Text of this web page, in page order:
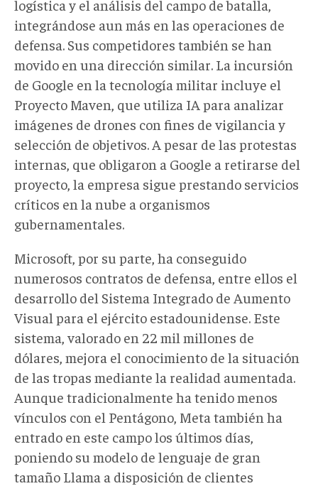
logística y el análisis del campo de batalla,
integrándose aun más en las operaciones de
defensa. Sus competidores también se han
movido en una dirección similar. La incursión
de Google en la tecnología militar incluye el
Proyecto Maven, que utiliza IA para analizar
imágenes de drones con fines de vigilancia y
selección de objetivos. A pesar de las protestas
internas, que obligaron a Google a retirarse del
proyecto, la empresa sigue prestando servicios
críticos en la nube a organismos
gubernamentales.
Microsoft, por su parte, ha conseguido
numerosos contratos de defensa, entre ellos el
desarrollo del Sistema Integrado de Aumento
Visual para el ejército estadounidense. Este
sistema, valorado en 22 mil millones de
dólares, mejora el conocimiento de la situación
de las tropas mediante la realidad aumentada.
Aunque tradicionalmente ha tenido menos
vínculos con el Pentágono, Meta también ha
entrado en este campo los últimos días,
poniendo su modelo de lenguaje de gran
tamaño Llama a disposición de clientes